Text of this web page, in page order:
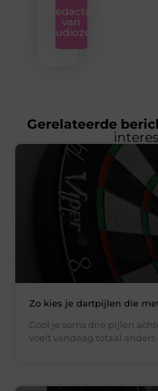
Redactie
van
Studiozoe
Gerelateerde
Zo kies je dartpijlen die
Gooi je soms drie pijlen
voelt vandaag totaal anders